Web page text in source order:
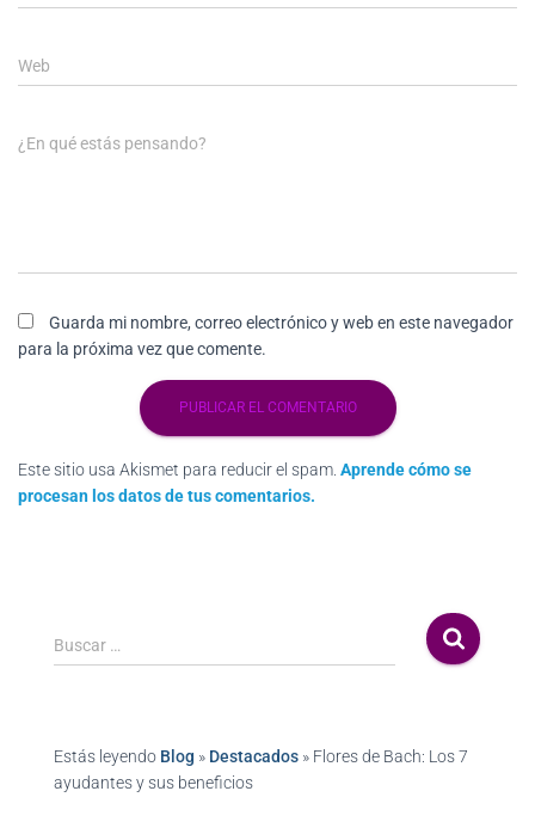
Web
¿En qué estás pensando?
Guarda mi nombre, correo electrónico y web en este navegador
para la próxima vez que comente.
Este sitio usa Akismet para reducir el spam. Aprende cómo se
procesan los datos de tus comentarios.
Buscar …
Estás leyendo Blog » Destacados » Flores de Bach: Los 7
ayudantes y sus beneficios